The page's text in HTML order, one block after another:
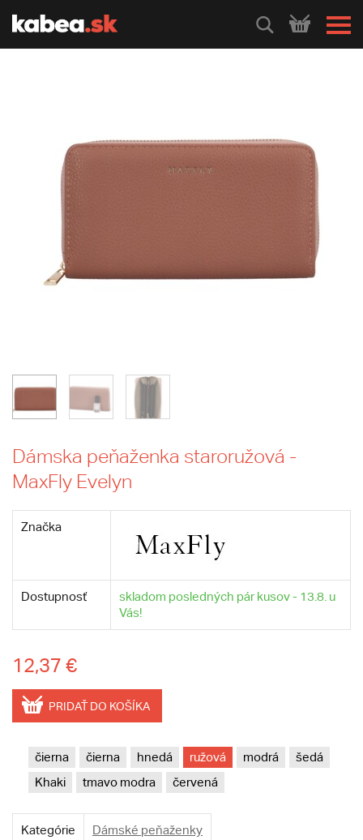
HLEDEJ
Dámska peňaženka staroružová -
MaxFly Evelyn
Značka
Dostupnosť
skladom posledných pár kusov - 13.8. u
Vás!
12,37 €
PRIDAŤ DO KOŠÍKA
čierna čierna hnedá ružová modrá
šedá
Khaki
tmavo modra červená
Kategórie Dámské peňaženky